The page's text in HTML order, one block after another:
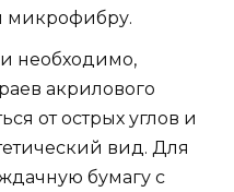
микрофибру.
необходимо,
акрилового
от острых углов и
вид. Для
бумагу с